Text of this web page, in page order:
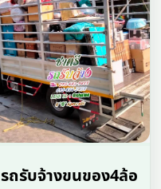
รถรับจ้างขนของ4ล้อ